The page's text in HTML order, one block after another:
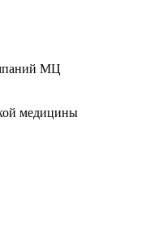
МЦ
медицины